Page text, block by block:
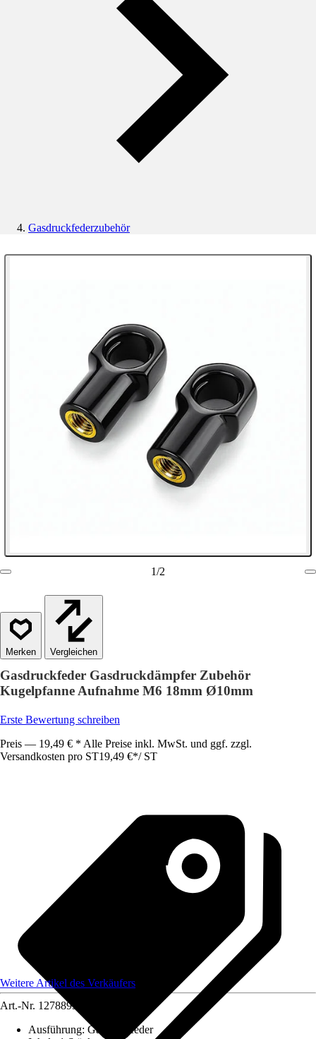
Gasdruckfederzubehör
1/2
Vergleichen
Gasdruckfeder Gasdruckdämpfer Zubehör
Kugelpfanne Aufnahme M6 18mm Ø10mm
Erste Bewertung schreiben
Preis — 19,49 € * Alle Preise inkl. MwSt. und ggf. zzgl.
Versandkosten pro ST19,49 €*/ ST
Weitere Artikel des Verkäufers
Art.-Nr. 12788939
Ausführung: Gasdruckfeder